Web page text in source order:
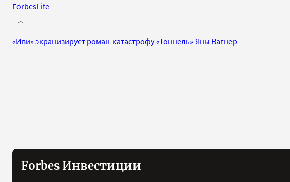
ForbesLife
«Иви» экранизирует роман-катастрофу «Тоннель» Яны Вагнер
Forbes Инвестиции